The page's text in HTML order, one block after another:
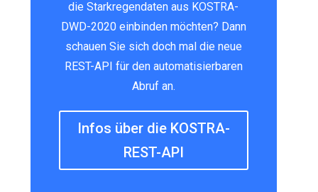
die Starkregendaten aus KOSTRA-
DWD-2020 einbinden möchten? Dann
schauen Sie sich doch mal die neue
REST-API für den automatisierbaren
Abruf an.
Infos über die KOSTRA-
REST-API